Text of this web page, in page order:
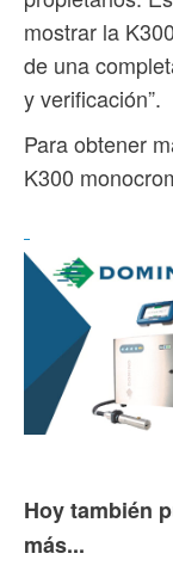
mostrar la
de una
y verificación”.
Para obtener
K300
Hoy también
más...